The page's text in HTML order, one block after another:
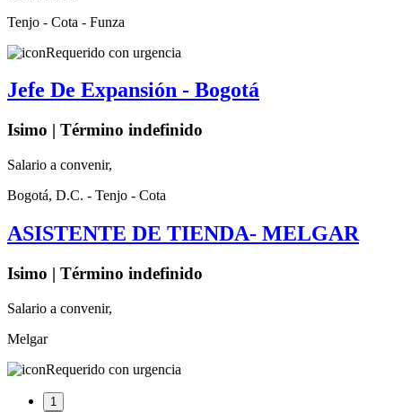
Tenjo - Cota - Funza
Requerido con urgencia
Jefe De Expansión - Bogotá
Isimo | Término indefinido
Salario a convenir,
Bogotá, D.C. - Tenjo - Cota
ASISTENTE DE TIENDA- MELGAR
Isimo | Término indefinido
Salario a convenir,
Melgar
Requerido con urgencia
1